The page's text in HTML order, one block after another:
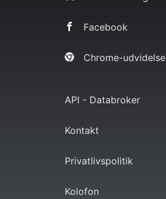
Facebook
Chrome-udvidelse
API - Databroker
Kontakt
Privatlivspolitik
Kolofon